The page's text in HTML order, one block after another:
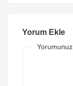
Yorum Ekle
Yorumunuz